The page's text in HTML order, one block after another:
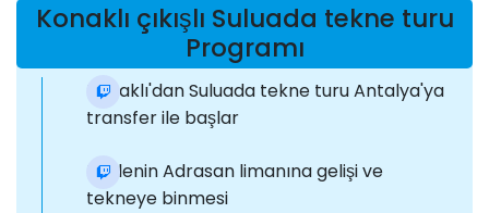
Konaklı çıkışlı Suluada tekne turu
Programı
Konaklı'dan Suluada tekne turu Antalya'ya
transfer ile başlar
Kafilenin Adrasan limanına gelişi ve
tekneye binmesi